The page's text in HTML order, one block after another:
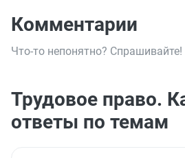
Комментарии
Что-то непонятно? Спрашивайте!
Трудовое право.
ответы по темам